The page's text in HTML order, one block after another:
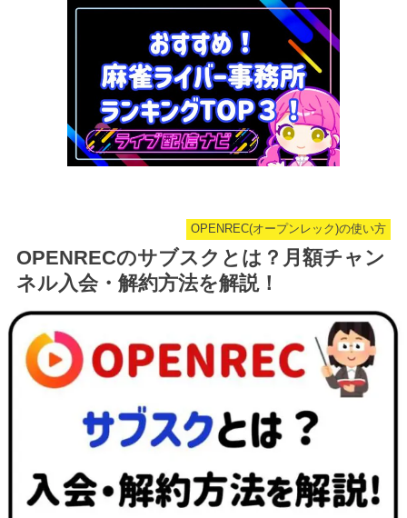
OPENREC(オープンレック)の使い方
OPENRECのサブスクとは？月額チャン
ネル入会・解約方法を解説！